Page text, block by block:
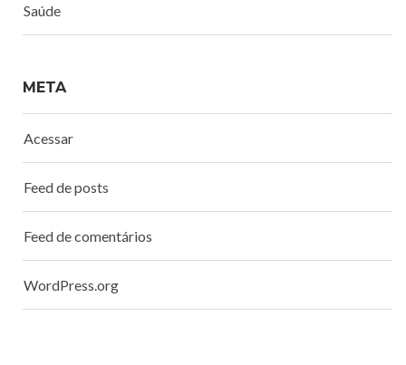
Saúde
META
Acessar
Feed de posts
Feed de comentários
WordPress.org